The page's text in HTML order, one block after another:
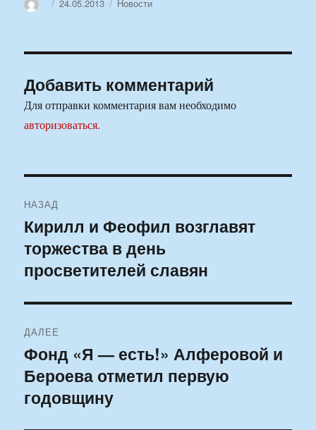
АвторОпубликовано
24.05.2013 Рубрики
Новости
Добавить комментарий
Для отправки комментария вам необходимо
авторизоваться.
по
записям
НАЗАД
Предыдущая
запись:
Кирилл и Феофил возглавят
торжества в день
просветителей славян
ДАЛЕЕ
Следующая
запись:
Фонд «Я — есть!» Алферовой и
Бероева отметил первую
годовщину